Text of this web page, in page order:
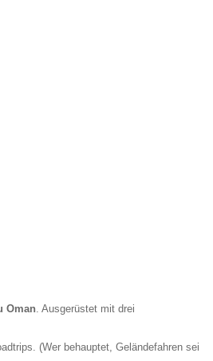
Oman. Ausgerüstet mit drei
(Wer behauptet, Geländefahren sei